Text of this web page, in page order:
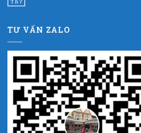
TƯ VẤN ZALO